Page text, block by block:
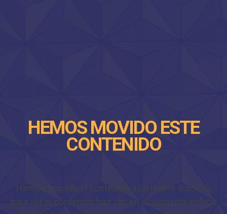
HEMOS MOVIDO ESTE
CONTENIDO
Hemos movido el contenido a un nuevo dominio,
para ver el contenido haz clic en el siguiente enlace